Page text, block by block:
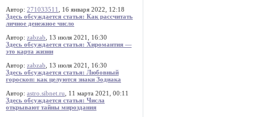
Автор: 271033511
, 16 января 2022, 12:18
Здесь обсуждается статья: Как рассчитать
личное денежное число
Автор: zabzab , 13 июля 2021, 16:30
Здесь обсуждается статья: Хиромантия —
это карта жизни
Автор: zabzab , 13 июля 2021, 16:30
Здесь обсуждается статья: Любовный
гороскоп: как целуются знаки Зодиака
Автор: astro.sibnet.ru , 11 марта 2021, 00:11
Здесь обсуждается статья: Числа
открывают тайны мироздания